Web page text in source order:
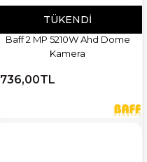
TÜKENDI
Baff 2 MP 5210W Ahd Dome
Kamera
736,00TL